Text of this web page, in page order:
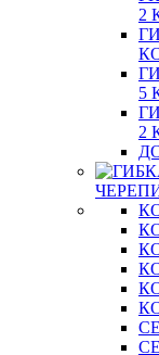
2
5
2